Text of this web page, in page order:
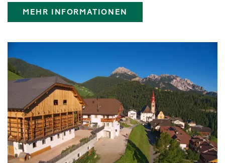
MEHR INFORMATIONEN